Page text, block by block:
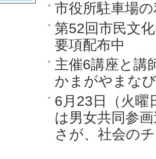
市役所駐車場
第52回市民文
要項配布中
主催6講座と講
かまがやまな
6月23日（火曜
は男女共同参
さが、社会の